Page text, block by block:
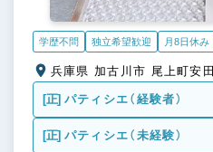
学歴不問 独立希望歓迎 月8日休み
兵庫県 加古川市 尾上町安田
[正] パティシエ（経験者）
[正] パティシエ（未経験）